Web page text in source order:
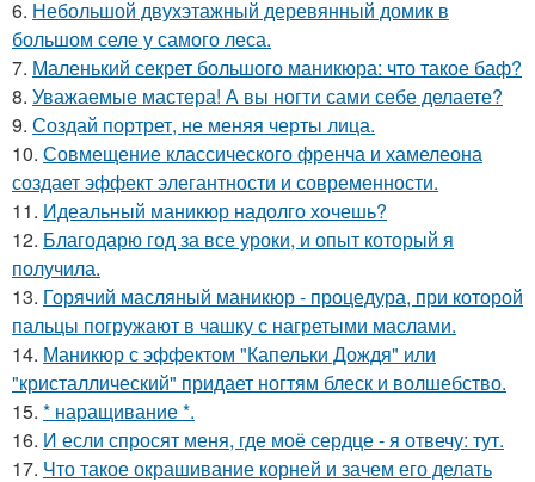
6. Небольшой двухэтажный деревянный домик в
большом селе у самого леса.
7. Маленький секрет большого маникюра: что такое баф?
8. Уважаемые мастера! А вы ногти сами себе делаете?
9. Создай портрет, не меняя черты лица.
10. Совмещение классического френча и хамелеона
создает эффект элегантности и современности.
11. Идеальный маникюр надолго хочешь?
12. Благодарю год за все уроки, и опыт который я
получила.
13. Горячий масляный маникюр - процедура, при которой
пальцы погружают в чашку с нагретыми маслами.
14. Маникюр с эффектом "Капельки Дождя" или
"кристаллический" придает ногтям блеск и волшебство.
15. * наращивание *.
16. И если спросят меня, где моё сердце - я отвечу: тут.
17. Что такое окрашивание корней и зачем его делать